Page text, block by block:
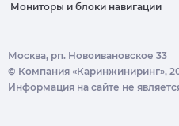
Мониторы и блоки навигации
© Компания «Каринжиниринг»,
Москва, рп. Новоивановское 33
Информация на сайте не